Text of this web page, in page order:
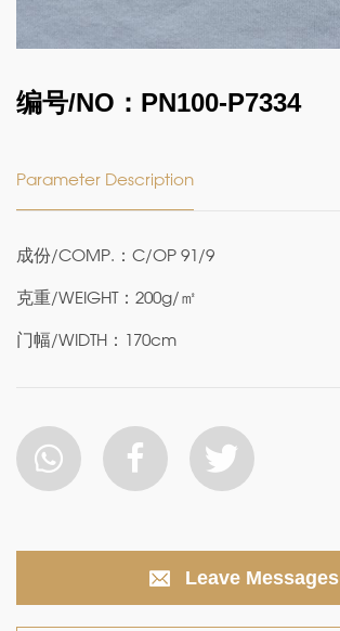
编号/NO：PN100-P7334
Parameter Description
成份/COMP.：C/OP 91/9
克重/WEIGHT：200g/㎡
门幅/WIDTH：170cm
Leave Messages